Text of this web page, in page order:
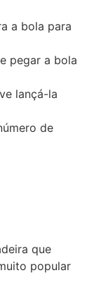
a bola para
pegar a bola
lançá-la
de
que
popular